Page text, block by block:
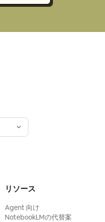
リソース
Agent 向け
NotebookLMの代替案